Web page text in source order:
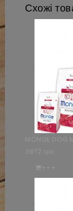
Схожі
MONGE DOG
3872 грн
+++